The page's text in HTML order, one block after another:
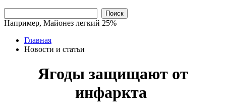
Поиск
Например, Майонез легкий 25%
Главная
Новости и статьи
Ягоды защищают от
инфаркта